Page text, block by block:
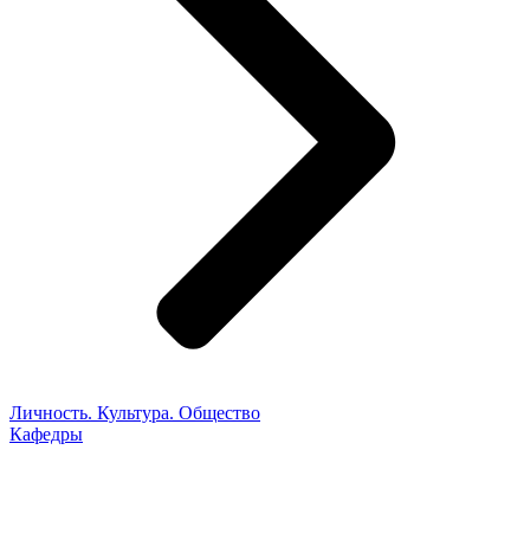
Личность. Культура. Общество
Кафедры